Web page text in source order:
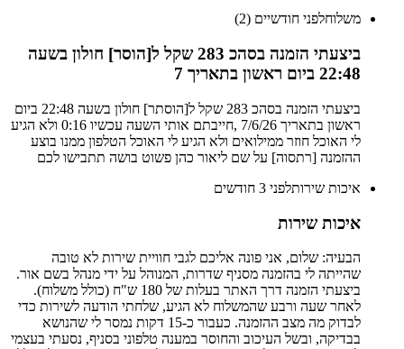
משלוחלפני חודשיים (2)
ביצעתי הזמנה בסהכ 283 שקל ל[הוסר] חולון בשעה
22:48 ביום ראשון בתאריך 7
ביצעתי הזמנה בסהכ 283 שקל ל[הוסתר] חולון בשעה 22:48 ביום
ראשון בתאריך 7/6/26 ,חייבתם אותי השעה עכשיו 0:16 ולא הגיע
לי האוכל חוזר ממילואים ולא הגיע לי האוכל הטלפון ממנו בוצע
ההזמנה ‭[הוסתר]‬ על שם ליאור כהן פשוט בושה תתבישו לכם
איכות שירותלפני 3 חודשים
איכות שירות
הבעיה: שלום, אני פונה אליכם לגבי חוויית שירות לא טובה
שהייתה לי בהזמנה מסניף שדרות, המנוהל על ידי מנהל בשם אור.
ביצעתי הזמנה דרך האתר בעלות של 180 ש"ח (כולל משלוח).
לאחר שעה ורבע שהמשלוח לא הגיע, שלחתי הודעה לשירות כדי
לבדוק מה מצב ההזמנה. כעבור כ-15 דקות נמסר לי שהנושא
בבדיקה, ובשל העיכוב והחוסר במענה טלפוני בסניף, נסעתי בעצמי